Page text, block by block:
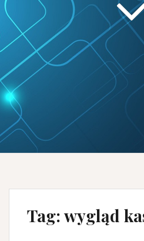
Tag:wygląd